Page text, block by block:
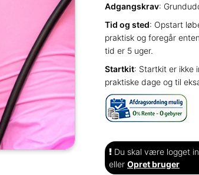
Adgangskrav:
Tid og sted: Opstart
praktisk og foregår
tid er 5 uger.
Startkit: Startkit er ikke
praktiske dage og til
Du skal være logget
eller Opret bruger